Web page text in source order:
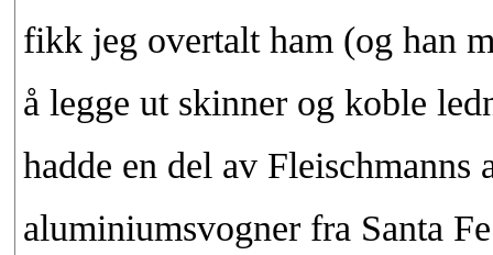
fikk jeg overtalt ham (og han
å legge ut skinner og koble
hadde en del av Fleischmanns
aluminiumsvogner fra Santa